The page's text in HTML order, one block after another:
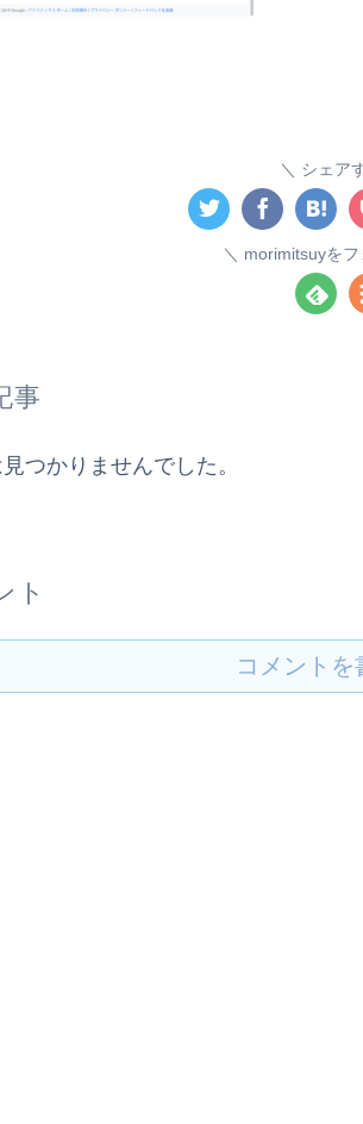
シェア
morimitsuyをフ
事
つかりませんでした。
ト
コメントを